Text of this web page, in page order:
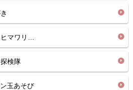
マワリ…
検隊
玉あそび